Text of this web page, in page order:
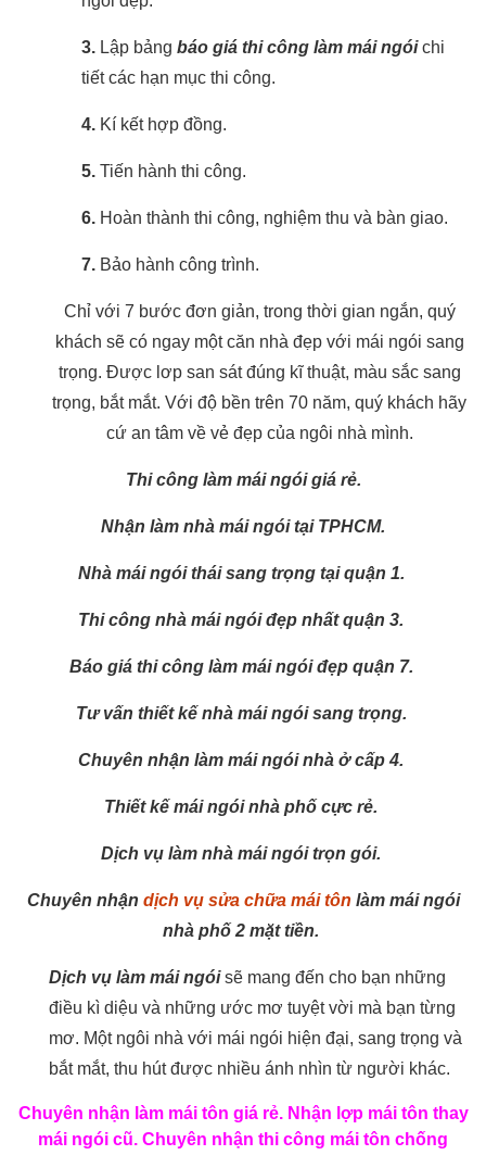
3. Lập bảng báo giá thi công làm mái ngói chi
tiết các hạn mục thi công.
4. Kí kết hợp đồng.
5. Tiến hành thi công.
6. Hoàn thành thi công, nghiệm thu và bàn giao.
7. Bảo hành công trình.
Chỉ với 7 bước đơn giản, trong thời gian ngắn, quý
khách sẽ có ngay một căn nhà đẹp với mái ngói sang
trọng. Được lơp san sát đúng kĩ thuật, màu sắc sang
trọng, bắt mắt. Với độ bền trên 70 năm, quý khách hãy
cứ an tâm về vẻ đẹp của ngôi nhà mình.
Thi công làm mái ngói giá rẻ.
Nhận làm nhà mái ngói tại TPHCM.
Nhà mái ngói thái sang trọng tại quận 1.
Thi công nhà mái ngói đẹp nhất quận 3.
Báo giá thi công làm mái ngói đẹp quận 7.
Tư vấn thiết kế nhà mái ngói sang trọng.
Chuyên nhận làm mái ngói nhà ở cấp 4.
Thiết kế mái ngói nhà phố cực rẻ.
Dịch vụ làm nhà mái ngói trọn gói.
Chuyên nhận dịch vụ sửa chữa mái tôn làm mái ngói
nhà phố 2 mặt tiền.
Dịch vụ làm mái ngóisẽ mang đến cho bạn những
điều kì diệu và những ước mơ tuyệt vời mà bạn từng
mơ. Một ngôi nhà với mái ngói hiện đại, sang trọng và
bắt mắt, thu hút được nhiều ánh nhìn từ người khác.
Chuyên nhận làm mái tôn giá rẻ. Nhận lợp mái tôn thay
mái ngói cũ. Chuyên nhận thi công mái tôn chống